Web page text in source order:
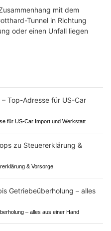
mit dem
Tunnel in Richtung
oder einen Unfall liegen
für US-Car Import und Werkstatt
& Vorsorge
– alles aus einer Hand